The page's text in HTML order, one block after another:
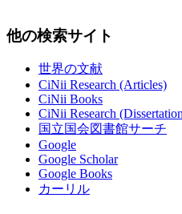
他の検索サイト
世界の文献
CiNii Research (Articles)
CiNii Books
CiNii Research
国立国会図書館サーチ
Google
Google Scholar
Google Books
カーリル